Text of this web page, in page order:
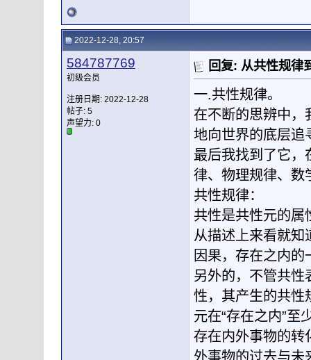
2022-12-28, 20:57
584787769
初级会员
注册日期: 2022-12-28
帖子: 5
声望力: 0
回复: 从共性规律
一.共性规律。
在不断的思辨中，
地向世界的底层追
最后我找到了它，
律、物理规律、数
共性规律：
共性是共性元的属
从描述上来看就知
因果，存在之内
另外的，不管共性
性，其产生的共性
元在“存在之内”至
存在内外事物的转
外事物的过去与未